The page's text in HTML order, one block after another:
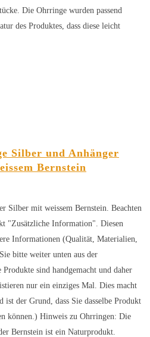
Die Ohrringe wurden passend
des Produktes, dass diese leicht
Silber und Anhänger
Bernstein
Silber mit weissem Bernstein. Beachten
"Zusätzliche Information". Diesen
Informationen (Qualität, Materialien,
bitte weiter unten aus der
sind handgemacht und daher
nur ein einziges Mal. Dies macht
ist der Grund, dass Sie dasselbe Produkt
können.) Hinweis zu Ohrringen: Die
Bernstein ist ein Naturprodukt.